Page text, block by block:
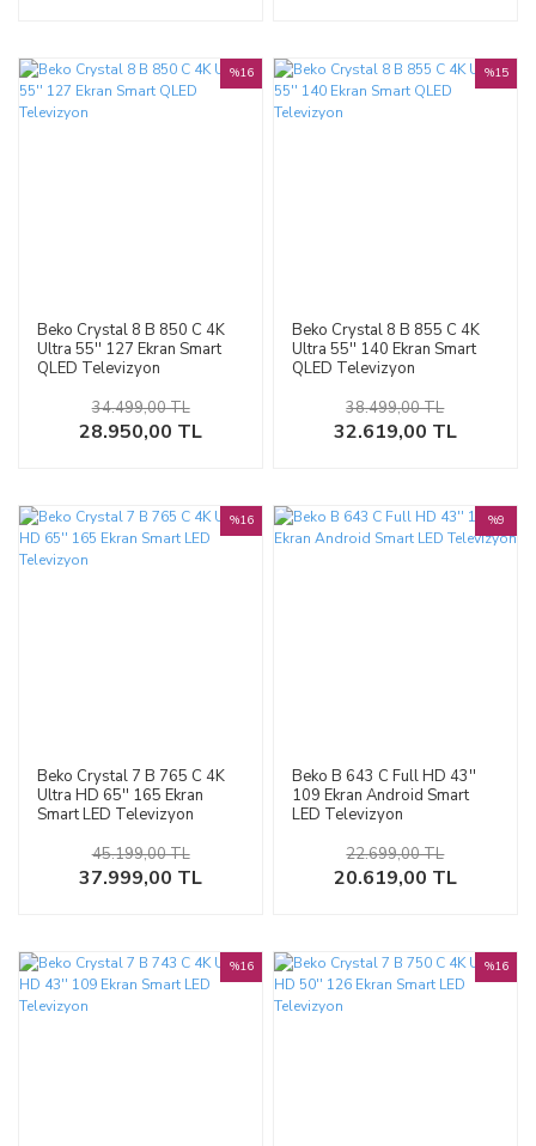
Beko Crystal 8 B 850 C 4K
Ultra 55'' 127 Ekran Smart
QLED Televizyon
%16
28.950,00 TL
34.499,00 TL
Beko Crystal 8 B 855 C 4K
Ultra 55'' 140 Ekran Smart
QLED Televizyon
%15
32.619,00 TL
38.499,00 TL
Beko Crystal 7 B 765 C 4K
Ultra HD 65'' 165 Ekran
Smart LED Televizyon
%16
37.999,00 TL
45.199,00 TL
Beko B 643 C Full HD 43''
109 Ekran Android Smart
LED Televizyon
%9
20.619,00 TL
22.699,00 TL
%16 %16